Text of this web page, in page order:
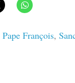
Pape François,